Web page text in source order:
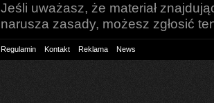
Jeśli uważasz, że materiał
narusza zasady, możesz zgłosić
Regulamin Kontakt Reklama News